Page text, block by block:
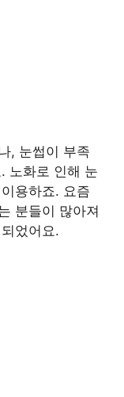
, 눈썹이 부족
노화로 인해 눈
용하죠. 요즘
분들이 많아져
었어요.